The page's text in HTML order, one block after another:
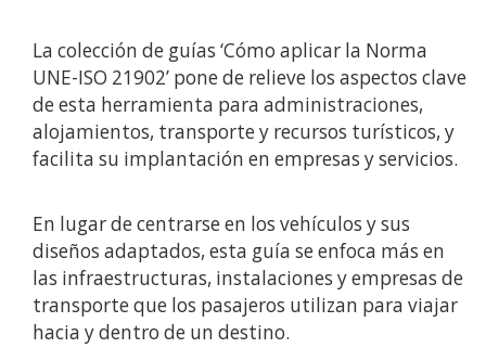
La colección de guías ‘Cómo aplicar la Norma
UNE-ISO 21902’ pone de relieve los aspectos clave
de esta herramienta para administraciones,
alojamientos, transporte y recursos turísticos, y
facilita su implantación en empresas y servicios.
En lugar de centrarse en los vehículos y sus
diseños adaptados, esta guía se enfoca más en
las infraestructuras, instalaciones y empresas de
transporte que los pasajeros utilizan para viajar
hacia y dentro de un destino.